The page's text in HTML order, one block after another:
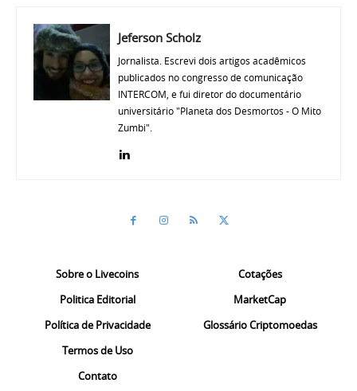
Jeferson Scholz
Jornalista. Escrevi dois artigos acadêmicos
publicados no congresso de comunicação
INTERCOM, e fui diretor do documentário
universitário "Planeta dos Desmortos - O Mito
Zumbi".
Sobre o Livecoins
Politica Editorial
Política de Privacidade
Termos de Uso
Contato
Cotações
MarketCap
Glossário Criptomoedas